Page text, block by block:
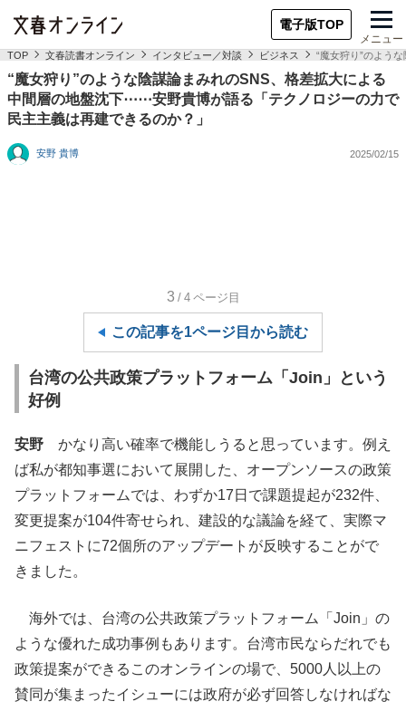
電子版TOP
メニュー
TOP 文春読書オンライン インタビュー／対談 ビジネス “魔女狩り”のよう
“魔女狩り”のような陰謀論まみれのSNS、格差拡大による
中間層の地盤沈下⋯⋯安野貴博が語る「テクノロジーの力で
民主主義は再建できるのか？」
安野 貴博 2025/02/15
3 /4 ページ目
この記事を1ページ目から読む
台湾の公共政策プラットフォーム「Join」という
好例
安野 かなり高い確率で機能しうると思っています。例え
ば私が都知事選において展開した、オープンソースの政策
プラットフォームでは、わずか17日で課題提起が232件、
変更提案が104件寄せられ、建設的な議論を経て、実際マ
ニフェストに72個所のアップデートが反映することがで
きました。
海外では、台湾の公共政策プラットフォーム「Join」の
ような優れた成功事例もあります。台湾市民ならだれでも
政策提案ができるこのオンラインの場で、5000人以上の
賛同が集まったイシューには政府が必ず回答しなければな